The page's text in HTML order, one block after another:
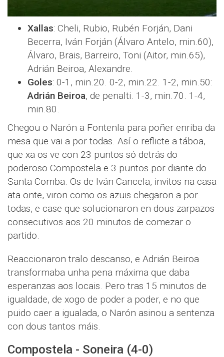
Xallas: Cheli, Rubio, Rubén Forján, Dani
Becerra, Iván Forján (Álvaro Antelo, min.60),
Álvaro, Brais, Barreiro, Toni (Aitor, min.65),
Adrián Beiroa, Alexandre.
Goles: 0-1, min.20. 0-2, min.22. 1-2, min.50:
Adrián Beiroa, de penalti. 1-3, min.70. 1-4,
min.80.
Chegou o Narón a Fontenla para poñer enriba da
mesa que vai a por todas. Así o reflicte a táboa,
que xa os ve con 23 puntos só detrás do
poderoso Compostela e 3 puntos por diante do
Santa Comba. Os de Iván Cancela, invitos na casa
ata onte, viron como os azuis chegaron a por
todas, e case que solucionaron en dous zarpazos
consecutivos aos 20 minutos de comezar o
partido.
Reaccionaron tralo descanso, e Adrián Beiroa
transformaba unha pena máxima que daba
esperanzas aos locais. Pero tras 15 minutos de
igualdade, de xogo de poder a poder, e no que
puido caer a igualada, o Narón asinou a sentenza
con dous tantos máis.
Compostela - Soneira (4-0)